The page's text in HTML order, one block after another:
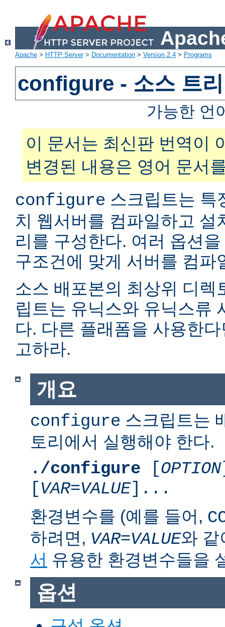
Apache > HTTP Server> Documentation > Version 2.4 > Programs
configure - 소스 트
가능한 언
이 문서는 최신판 번역이
변경된 내용은 영어 문서
configure 스크립트는 특
치 웹서버를 컴파일하고 설
리를 구성한다. 여러 옵션
구조건에 맞게 서버를 컴파
소스 배포본의 최상위 디렉
립트는 유닉스와 유닉스류
다. 다른 플래폼을 사용한
고하라.
개요
configure 스크립트는
토리에서 실행해야 한다.
./configure [OPTION
[VAR=VALUE]...
환경변수를 (예를 들어,
하려면, VAR=VALUE와
서 유용한 환경변수들을
옵션